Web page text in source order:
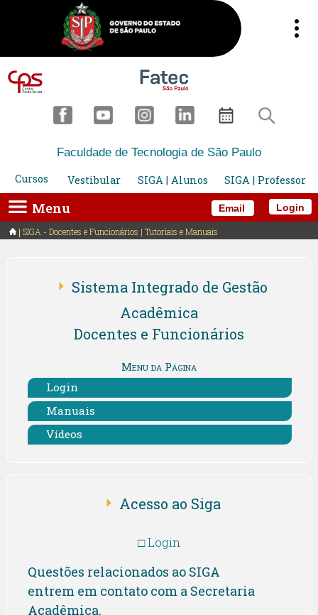
Email
Faculdade de Tecnologia de São Paulo
Cursos
Vestibular SIGA | Alunos SIGA | Professor
Menu Login
SIGA - Docentes e Funcionários | Tutoriais e Manuais
Sistema Integrado de Gestão
Acadêmica
Docentes e Funcionários
Menu da Página
Login
Manuais
Vídeos
Acesso ao Siga
□ Login
Questões relacionados ao SIGA
entrem em contato com a Secretaria
Acadêmica.